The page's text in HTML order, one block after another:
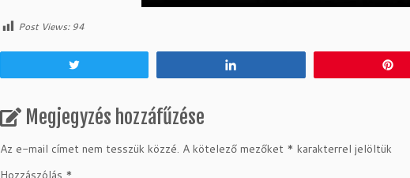
Post Views:94
Megjegyzés hozzáfűzése
Az e-mail címet nem tesszük közzé. A kötelező mezőket * karakterrel jelöltük
Hozzászólás *